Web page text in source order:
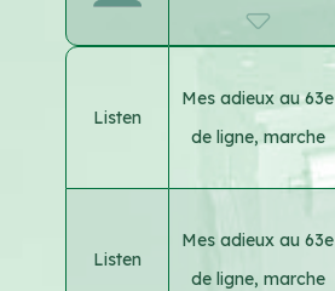
Listen
Mes adieux au 63e
de ligne, marche
Listen
Mes adieux au 63e
de ligne, marche